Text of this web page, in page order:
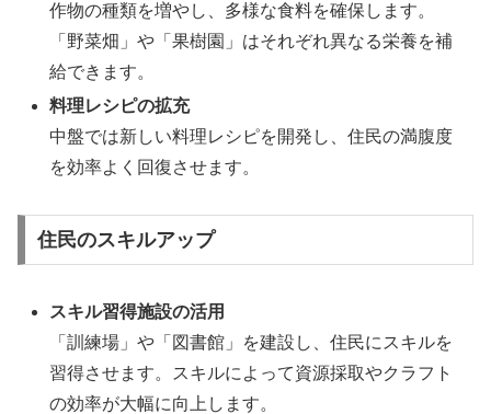
作物の種類を増やし、多様な食料を確保します。
「野菜畑」や「果樹園」はそれぞれ異なる栄養を補
給できます。
料理レシピの拡充
中盤では新しい料理レシピを開発し、住民の満腹度
を効率よく回復させます。
住民のスキルアップ
スキル習得施設の活用
「訓練場」や「図書館」を建設し、住民にスキルを
習得させます。スキルによって資源採取やクラフト
の効率が大幅に向上します。